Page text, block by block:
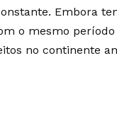
Embora
o mesmo
no continente